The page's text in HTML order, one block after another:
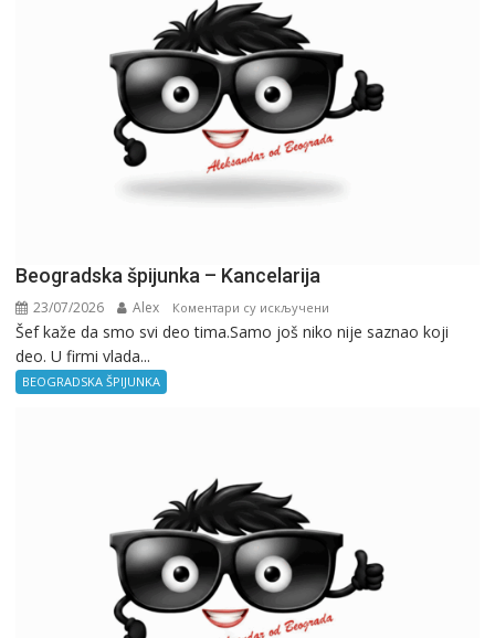
Beogradska špijunka – Kancelarija
23/07/2026 Alex Коментари су искључени
Beogradska
Šef kaže da smo svi deo tima.Samo još niko nije saznao koji
deo. U firmi vlada...
BEOGRADSKA ŠPIJUNKA